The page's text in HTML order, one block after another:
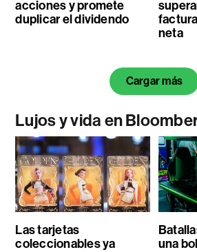
acciones y promete
duplicar el dividendo
neta
Cargar más
Lujos y vida en
Las tarjetas
coleccionables ya
una